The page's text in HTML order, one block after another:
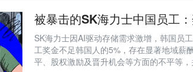
被暴击的SK海力士中国员工
SK海力士因AI驱动存储需求激增，韩国员
工奖金不足韩国人的5%，存在显著地域薪
平、股权激励及晋升机会等方面的不平等